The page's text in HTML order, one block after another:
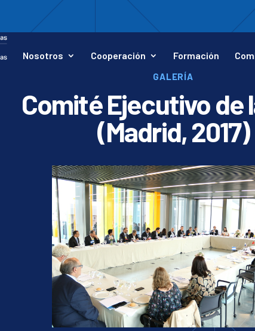
Nosotros Cooperación Formación
GALERÍA
Comité Ejecutivo de
(Madrid, 2017)